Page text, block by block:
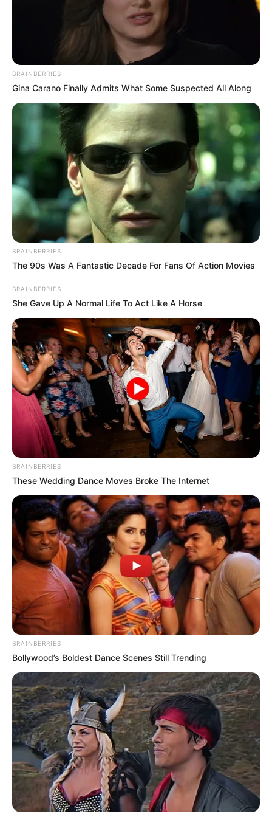
ΥΠΟΣΤΗΡΙΞΤΕ ΤΟΝ ΑΓΩΝΑ ΜΑΣ
Επισκεφτείτετο κανάλι μου στο youtube
ψάχνετε πραγματικά να βρείτε την αλήθεια… Η
Ενημέρωση που δεν θα ακούσετε ποτέ από τα
κυρίαρχα ΜΜΕ… Υποστηρίξτε αυτόν τον αγώνα με
την εγγραφή, τα κόσμια σχόλια και τα λάικ σας…
FACEBOOK
BRAINBERRIES
Gina Carano Finally Admits What Some Suspected All Along
BRAINBERRIES
The 90s Was A Fantastic Decade For Fans Of Action Movies
BRAINBERRIES
She Gave Up A Normal Life To Act Like A Horse
BRAINBERRIES
These Wedding Dance Moves Broke The Internet
BRAINBERRIES
Bollywood’s Boldest Dance Scenes Still Trending